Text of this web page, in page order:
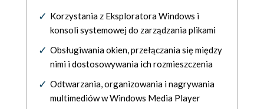
Korzystania z Eksploratora Windows i
konsoli systemowej do zarządzania plikami
Obsługiwania okien, przełączania się między
nimi i dostosowywania ich rozmieszczenia
Odtwarzania, organizowania i nagrywania
multimediów w Windows Media Player